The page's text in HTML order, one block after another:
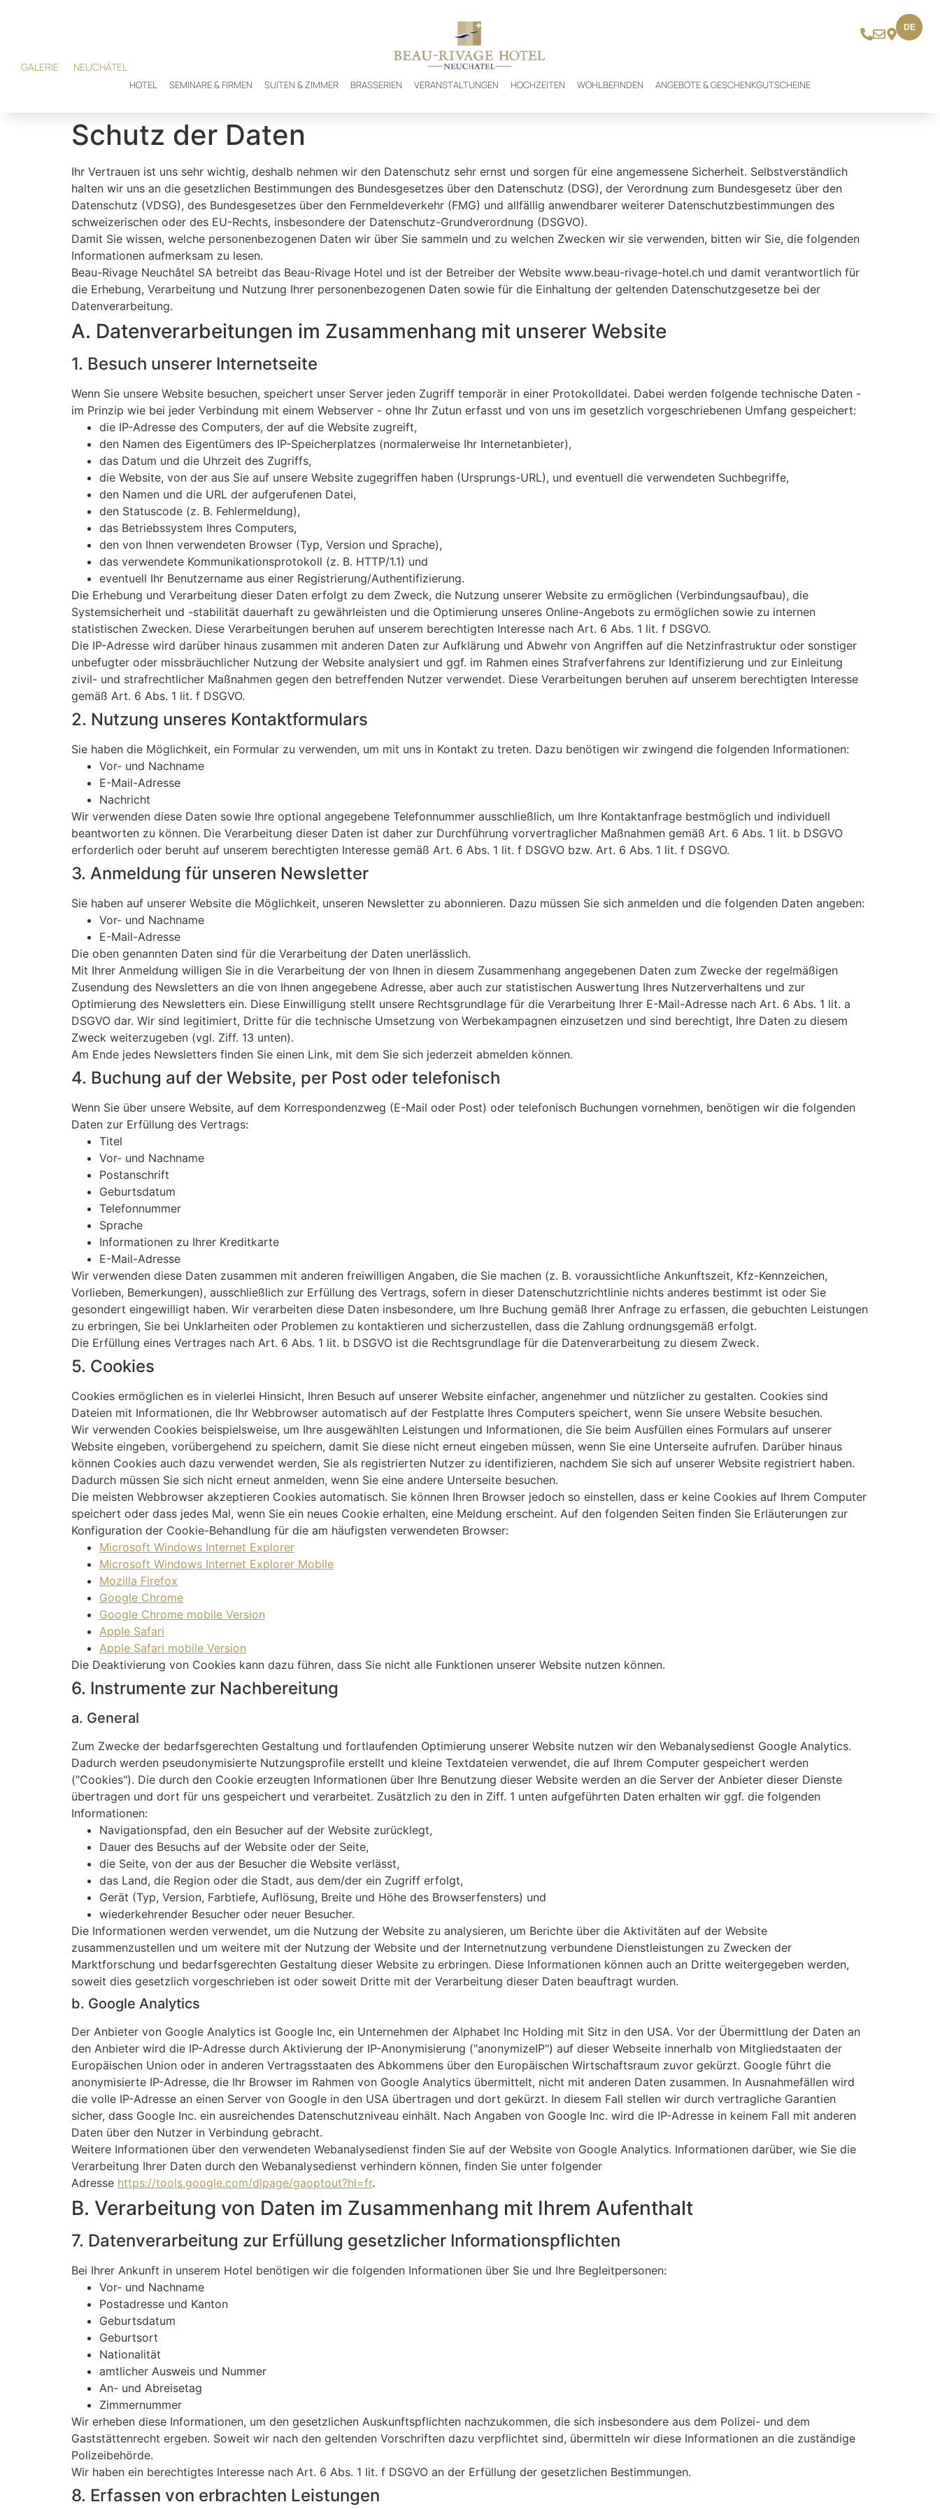
GALERIE NEUCHÂTEL
HOTEL SEMINARE & FIRMEN SUITEN & ZIMMER BRASSERIEN VERANSTALTUNGEN HOCHZEITEN WOHLBEFINDEN ANGEBOTE & GESCHENKGUTSCHEINE
DE
Schutz der Daten
Ihr Vertrauen ist uns sehr wichtig, deshalb nehmen wir den Datenschutz sehr ernst und sorgen für eine angemessene Sicherheit. Selbstverständlich
halten wir uns an die gesetzlichen Bestimmungen des Bundesgesetzes über den Datenschutz (DSG), der Verordnung zum Bundesgesetz über den
Datenschutz (VDSG), des Bundesgesetzes über den Fernmeldeverkehr (FMG) und allfällig anwendbarer weiterer Datenschutzbestimmungen des
schweizerischen oder des EU-Rechts, insbesondere der Datenschutz-Grundverordnung (DSGVO).
Damit Sie wissen, welche personenbezogenen Daten wir über Sie sammeln und zu welchen Zwecken wir sie verwenden, bitten wir Sie, die folgenden
Informationen aufmerksam zu lesen.
Beau-Rivage Neuchâtel SA betreibt das Beau-Rivage Hotel und ist der Betreiber der Website www.beau-rivage-hotel.ch und damit verantwortlich für
die Erhebung, Verarbeitung und Nutzung Ihrer personenbezogenen Daten sowie für die Einhaltung der geltenden Datenschutzgesetze bei der
Datenverarbeitung.
A. Datenverarbeitungen im Zusammenhang mit unserer Website
1. Besuch unserer Internetseite
Wenn Sie unsere Website besuchen, speichert unser Server jeden Zugriff temporär in einer Protokolldatei. Dabei werden folgende technische Daten -
im Prinzip wie bei jeder Verbindung mit einem Webserver - ohne Ihr Zutun erfasst und von uns im gesetzlich vorgeschriebenen Umfang gespeichert:
die IP-Adresse des Computers, der auf die Website zugreift,
den Namen des Eigentümers des IP-Speicherplatzes (normalerweise Ihr Internetanbieter),
das Datum und die Uhrzeit des Zugriffs,
die Website, von der aus Sie auf unsere Website zugegriffen haben (Ursprungs-URL), und eventuell die verwendeten Suchbegriffe,
den Namen und die URL der aufgerufenen Datei,
den Statuscode (z. B. Fehlermeldung),
das Betriebssystem Ihres Computers,
den von Ihnen verwendeten Browser (Typ, Version und Sprache),
das verwendete Kommunikationsprotokoll (z. B. HTTP/1.1) und
eventuell Ihr Benutzername aus einer Registrierung/Authentifizierung.
Die Erhebung und Verarbeitung dieser Daten erfolgt zu dem Zweck, die Nutzung unserer Website zu ermöglichen (Verbindungsaufbau), die
Systemsicherheit und -stabilität dauerhaft zu gewährleisten und die Optimierung unseres Online-Angebots zu ermöglichen sowie zu internen
statistischen Zwecken. Diese Verarbeitungen beruhen auf unserem berechtigten Interesse nach Art. 6 Abs. 1 lit. f DSGVO.
Die IP-Adresse wird darüber hinaus zusammen mit anderen Daten zur Aufklärung und Abwehr von Angriffen auf die Netzinfrastruktur oder sonstiger
unbefugter oder missbräuchlicher Nutzung der Website analysiert und ggf. im Rahmen eines Strafverfahrens zur Identifizierung und zur Einleitung
zivil- und strafrechtlicher Maßnahmen gegen den betreffenden Nutzer verwendet. Diese Verarbeitungen beruhen auf unserem berechtigten Interesse
gemäß Art. 6 Abs. 1 lit. f DSGVO.
2. Nutzung unseres Kontaktformulars
Sie haben die Möglichkeit, ein Formular zu verwenden, um mit uns in Kontakt zu treten. Dazu benötigen wir zwingend die folgenden Informationen:
Vor- und Nachname
E-Mail-Adresse
Nachricht
Wir verwenden diese Daten sowie Ihre optional angegebene Telefonnummer ausschließlich, um Ihre Kontaktanfrage bestmöglich und individuell
beantworten zu können. Die Verarbeitung dieser Daten ist daher zur Durchführung vorvertraglicher Maßnahmen gemäß Art. 6 Abs. 1 lit. b DSGVO
erforderlich oder beruht auf unserem berechtigten Interesse gemäß Art. 6 Abs. 1 lit. f DSGVO bzw. Art. 6 Abs. 1 lit. f DSGVO.
3. Anmeldung für unseren Newsletter
Sie haben auf unserer Website die Möglichkeit, unseren Newsletter zu abonnieren. Dazu müssen Sie sich anmelden und die folgenden Daten angeben:
Vor- und Nachname
E-Mail-Adresse
Die oben genannten Daten sind für die Verarbeitung der Daten unerlässlich.
Mit Ihrer Anmeldung willigen Sie in die Verarbeitung der von Ihnen in diesem Zusammenhang angegebenen Daten zum Zwecke der regelmäßigen
Zusendung des Newsletters an die von Ihnen angegebene Adresse, aber auch zur statistischen Auswertung Ihres Nutzerverhaltens und zur
Optimierung des Newsletters ein. Diese Einwilligung stellt unsere Rechtsgrundlage für die Verarbeitung Ihrer E-Mail-Adresse nach Art. 6 Abs. 1 lit. a
DSGVO dar. Wir sind legitimiert, Dritte für die technische Umsetzung von Werbekampagnen einzusetzen und sind berechtigt, Ihre Daten zu diesem
Zweck weiterzugeben (vgl. Ziff. 13 unten).
Am Ende jedes Newsletters finden Sie einen Link, mit dem Sie sich jederzeit abmelden können.
4. Buchung auf der Website, per Post oder telefonisch
Wenn Sie über unsere Website, auf dem Korrespondenzweg (E-Mail oder Post) oder telefonisch Buchungen vornehmen, benötigen wir die folgenden
Daten zur Erfüllung des Vertrags:
Titel
Vor- und Nachname
Postanschrift
Geburtsdatum
Telefonnummer
Sprache
Informationen zu Ihrer Kreditkarte
E-Mail-Adresse
Wir verwenden diese Daten zusammen mit anderen freiwilligen Angaben, die Sie machen (z. B. voraussichtliche Ankunftszeit, Kfz-Kennzeichen,
Vorlieben, Bemerkungen), ausschließlich zur Erfüllung des Vertrags, sofern in dieser Datenschutzrichtlinie nichts anderes bestimmt ist oder Sie
gesondert eingewilligt haben. Wir verarbeiten diese Daten insbesondere, um Ihre Buchung gemäß Ihrer Anfrage zu erfassen, die gebuchten Leistungen
zu erbringen, Sie bei Unklarheiten oder Problemen zu kontaktieren und sicherzustellen, dass die Zahlung ordnungsgemäß erfolgt.
Die Erfüllung eines Vertrages nach Art. 6 Abs. 1 lit. b DSGVO ist die Rechtsgrundlage für die Datenverarbeitung zu diesem Zweck.
5. Cookies
Cookies ermöglichen es in vielerlei Hinsicht, Ihren Besuch auf unserer Website einfacher, angenehmer und nützlicher zu gestalten. Cookies sind
Dateien mit Informationen, die Ihr Webbrowser automatisch auf der Festplatte Ihres Computers speichert, wenn Sie unsere Website besuchen.
Wir verwenden Cookies beispielsweise, um Ihre ausgewählten Leistungen und Informationen, die Sie beim Ausfüllen eines Formulars auf unserer
Website eingeben, vorübergehend zu speichern, damit Sie diese nicht erneut eingeben müssen, wenn Sie eine Unterseite aufrufen. Darüber hinaus
können Cookies auch dazu verwendet werden, Sie als registrierten Nutzer zu identifizieren, nachdem Sie sich auf unserer Website registriert haben.
Dadurch müssen Sie sich nicht erneut anmelden, wenn Sie eine andere Unterseite besuchen.
Die meisten Webbrowser akzeptieren Cookies automatisch. Sie können Ihren Browser jedoch so einstellen, dass er keine Cookies auf Ihrem Computer
speichert oder dass jedes Mal, wenn Sie ein neues Cookie erhalten, eine Meldung erscheint. Auf den folgenden Seiten finden Sie Erläuterungen zur
Konfiguration der Cookie-Behandlung für die am häufigsten verwendeten Browser:
Microsoft Windows Internet Explorer
Microsoft Windows Internet Explorer Mobile
Mozilla Firefox
Google Chrome
Google Chrome mobile Version
Apple Safari
Apple Safari mobile Version
Die Deaktivierung von Cookies kann dazu führen, dass Sie nicht alle Funktionen unserer Website nutzen können.
6. Instrumente zur Nachbereitung
a. General
Zum Zwecke der bedarfsgerechten Gestaltung und fortlaufenden Optimierung unserer Website nutzen wir den Webanalysedienst Google Analytics.
Dadurch werden pseudonymisierte Nutzungsprofile erstellt und kleine Textdateien verwendet, die auf Ihrem Computer gespeichert werden
("Cookies"). Die durch den Cookie erzeugten Informationen über Ihre Benutzung dieser Website werden an die Server der Anbieter dieser Dienste
übertragen und dort für uns gespeichert und verarbeitet. Zusätzlich zu den in Ziff. 1 unten aufgeführten Daten erhalten wir ggf. die folgenden
Informationen:
Navigationspfad, den ein Besucher auf der Website zurücklegt,
Dauer des Besuchs auf der Website oder der Seite,
die Seite, von der aus der Besucher die Website verlässt,
das Land, die Region oder die Stadt, aus dem/der ein Zugriff erfolgt,
Gerät (Typ, Version, Farbtiefe, Auflösung, Breite und Höhe des Browserfensters) und
wiederkehrender Besucher oder neuer Besucher.
Die Informationen werden verwendet, um die Nutzung der Website zu analysieren, um Berichte über die Aktivitäten auf der Website
zusammenzustellen und um weitere mit der Nutzung der Website und der Internetnutzung verbundene Dienstleistungen zu Zwecken der
Marktforschung und bedarfsgerechten Gestaltung dieser Website zu erbringen. Diese Informationen können auch an Dritte weitergegeben werden,
soweit dies gesetzlich vorgeschrieben ist oder soweit Dritte mit der Verarbeitung dieser Daten beauftragt wurden.
b. Google Analytics
Der Anbieter von Google Analytics ist Google Inc, ein Unternehmen der Alphabet Inc Holding mit Sitz in den USA. Vor der Übermittlung der Daten an
den Anbieter wird die IP-Adresse durch Aktivierung der IP-Anonymisierung ("anonymizeIP") auf dieser Webseite innerhalb von Mitgliedstaaten der
Europäischen Union oder in anderen Vertragsstaaten des Abkommens über den Europäischen Wirtschaftsraum zuvor gekürzt. Google führt die
anonymisierte IP-Adresse, die Ihr Browser im Rahmen von Google Analytics übermittelt, nicht mit anderen Daten zusammen. In Ausnahmefällen wird
die volle IP-Adresse an einen Server von Google in den USA übertragen und dort gekürzt. In diesem Fall stellen wir durch vertragliche Garantien
sicher, dass Google Inc. ein ausreichendes Datenschutzniveau einhält. Nach Angaben von Google Inc. wird die IP-Adresse in keinem Fall mit anderen
Daten über den Nutzer in Verbindung gebracht.
Weitere Informationen über den verwendeten Webanalysedienst finden Sie auf der Website von Google Analytics. Informationen darüber, wie Sie die
Verarbeitung Ihrer Daten durch den Webanalysedienst verhindern können, finden Sie unter folgender
Adresse https://tools.google.com/dlpage/gaoptout?hl=fr.
B. Verarbeitung von Daten im Zusammenhang mit Ihrem Aufenthalt
7. Datenverarbeitung zur Erfüllung gesetzlicher Informationspflichten
Bei Ihrer Ankunft in unserem Hotel benötigen wir die folgenden Informationen über Sie und Ihre Begleitpersonen:
Vor- und Nachname
Postadresse und Kanton
Geburtsdatum
Geburtsort
Nationalität
amtlicher Ausweis und Nummer
An- und Abreisetag
Zimmernummer
Wir erheben diese Informationen, um den gesetzlichen Auskunftspflichten nachzukommen, die sich insbesondere aus dem Polizei- und dem
Gaststättenrecht ergeben. Soweit wir nach den geltenden Vorschriften dazu verpflichtet sind, übermitteln wir diese Informationen an die zuständige
Polizeibehörde.
Wir haben ein berechtigtes Interesse nach Art. 6 Abs. 1 lit. f DSGVO an der Erfüllung der gesetzlichen Bestimmungen.
8. Erfassen von erbrachten Leistungen